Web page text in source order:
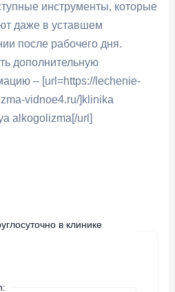
инструменты, которые
даже в уставшем
после рабочего дня.
дополнительную
– [url=https://lechenie-
vidnoe4.ru/]klinika
alkogolizma[/url]
в клинике